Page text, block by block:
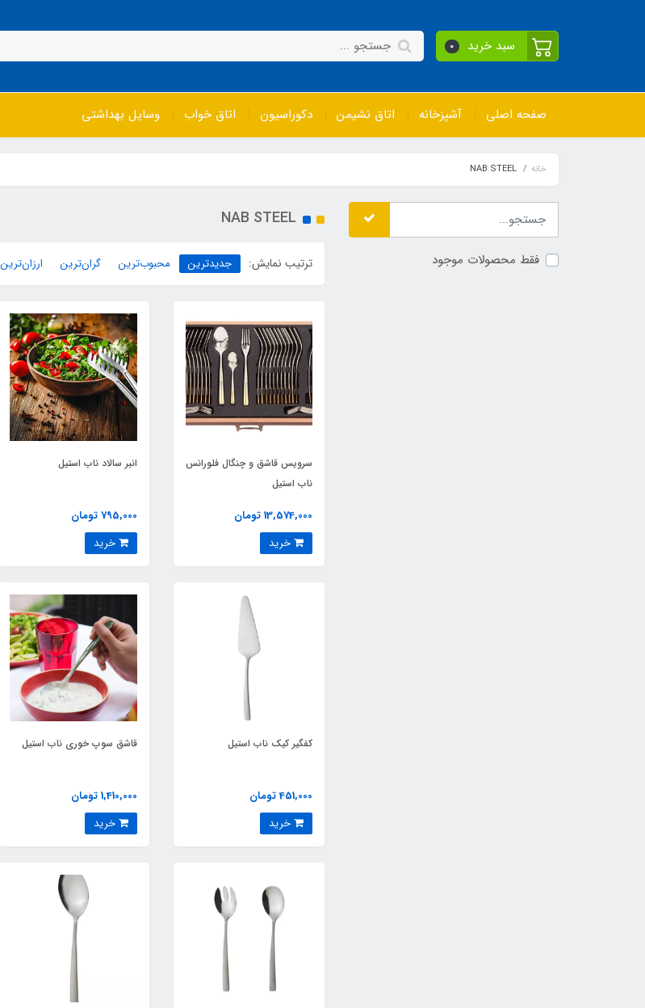
سبد خرید 0
صفحه اصلی آشپزخانه اتاق نشیمن دکوراسیون اتاق خواب وسایل بهداشتی
خانه NAB STEEL
فقط محصولات موجود
NAB STEEL
ترتیب نمایش: جدیدترین محبوب‌ترین گران‌ترین ارزان‌ترین
سرویس قاشق و چنگال فلورانس
ناب استیل
13,574,000 تومان
انبر سالاد ناب استیل
795,000 تومان
خرید
کفگیر کیک ناب استیل
451,000 تومان
قاشق سوپ خوری ناب استیل
1,410,000 تومان
خرید